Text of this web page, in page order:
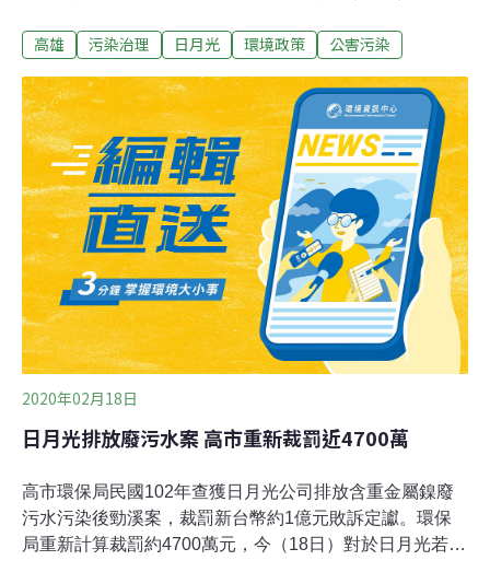
重。高市環保局今天表示，針對法院判決有疑慮部分，已
法利得污泥單價每噸1萬6733元，重新修正每噸7400元。
經多次審議決議裁罰不法利得4695萬1588元。高市環保局
已將重新裁定的處分書函送日月光公司，對於日月光若提
訴願，環保局表示尊重。
高雄 污染治理 日月光 環境政策 公害污染
2020年02月18日
日月光排放廢污水案 高市重新裁罰近4700萬
高市環保局民國102年查獲日月光公司排放含重金屬鎳廢
污水污染後勁溪案，裁罰新台幣約1億元敗訴定讞。環保
局重新計算裁罰約4700萬元，今（18日）對於日月光若提